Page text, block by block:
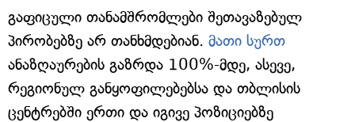
გაფიცული თანამშრომლები შეთავაზებულ
პირობებზე არ თანხმდებიან. მათი სურთ
ანაზღაურების გაზრდა 100%-მდე, ასევე,
რეგიონულ განყოფილებებსა და თბლისის
ცენტრებში ერთი და იგივე პოზიციებზე